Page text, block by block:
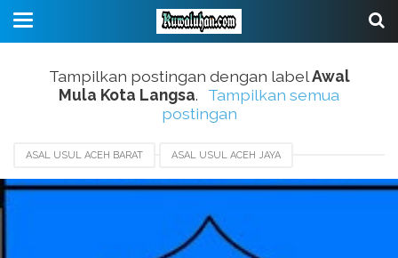
Tampilkan postingan dengan labelAwal
Mula Kota Langsa.
Tampilkan semua
postingan
ASAL USUL ACEH BARAT ASAL USUL ACEH JAYA
ASAL USUL ACEH TAMIANG ASAL USUL BANDA ACEH
BERDIRINYA KOTA LANGSA